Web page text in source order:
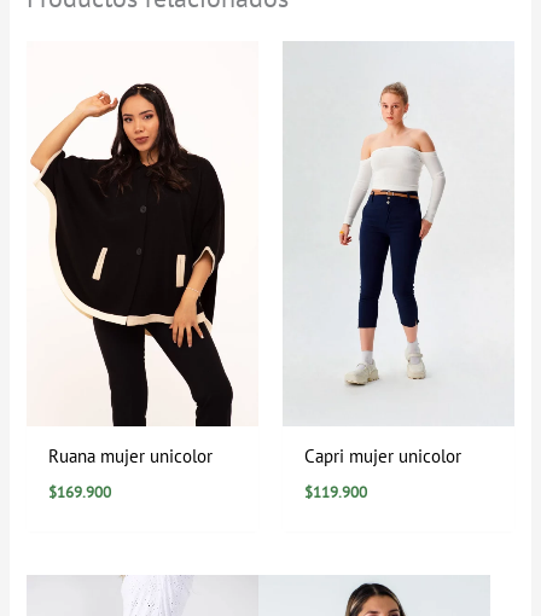
Ruana mujer unicolor
$169.900
Capri mujer unicolor
$119.900